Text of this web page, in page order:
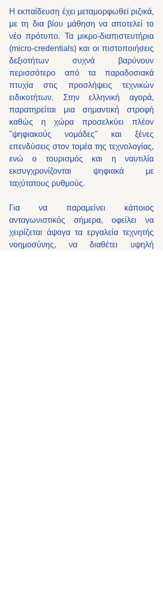
Η εκπαίδευση έχει μεταμορφωθεί ριζικά,
με τη δια βίου μάθηση να αποτελεί το
νέο πρότυπο. Τα μικρο-διαπιστευτήρια
(micro-credentials) και οι πιστοποιήσεις
δεξιοτήτων συχνά βαρύνουν
περισσότερο από τα παραδοσιακά
πτυχία στις προσλήψεις τεχνικών
ειδικοτήτων. Στην ελληνική αγορά,
παρατηρείται μια σημαντική στροφή
καθώς η χώρα προσελκύει πλέον
"ψηφιακούς νομάδες" και ξένες
επενδύσεις στον τομέα της τεχνολογίας,
ενώ ο τουρισμός και η ναυτιλία
εκσυγχρονίζονται ψηφιακά με
ταχύτατους ρυθμούς.
Για να παραμείνει κάποιος
ανταγωνιστικός σήμερα, οφείλει να
χειρίζεται άψογα τα εργαλεία τεχνητής
νοημοσύνης, να διαθέτει υψηλή